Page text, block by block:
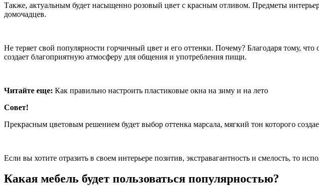
Также, актуальным будет насыщенно розовый цвет с красным отливом. Предметы
домочадцев.
Не теряет свой популярности горчичный цвет и его оттенки. Почему? Благодаря тому,
создает благоприятную атмосферу для общения и употребления пищи.
Читайте еще: Как правильно настроить пластиковые окна на зиму и на лето
Совет!
Прекрасным цветовым решением будет выбор оттенка марсала, мягкий тон которого
Если вы хотите отразить в своем интерьере позитив, экстравагантность и смелость, то
Какая мебель будет пользоваться популярностью?